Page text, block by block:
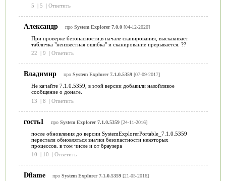
5
| 5 | Ответить
Александр про System Explorer 7.0.0[04-12-2020]
При проверке безопасности,в начале сканирования, выскакивает
табличка "неизвестная ошибка" и сканирование прерывается. ??
22
| 9 | Ответить
Владимир про System Explorer 7.1.0.5359[07-09-2017]
Не качайте 7.1.0.5359, в этой версии добавили назойливое
сообщение о донате.
13
| 8 | Ответить
гость1 про System Explorer 7.1.0.5359[24-11-2016]
после обновления до версии SystemExplorerPortable_7.1.0.5359
перестали обновляться значки безопастности некоторых
процессов. в том числе и от браузера
10
| 10 | Ответить
Dflame про System Explorer 7.1.0.5359[21-05-2016]